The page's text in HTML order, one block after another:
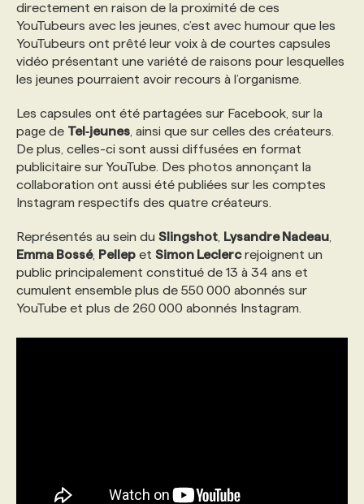
NOS AUTEUR‧RICES
POURQUOI CHOISIR NOS FORMATIONS
NOS TARIFS
PROGRAMMES DE SUBVENTIONS
FAQ
ANNONCEZ AVEC NOUS
FAQ
ANNONCEZ AVEC NOUS
directement en raison de la proximité de ces
YouTubeurs avec les jeunes, c’est avec humour que les
YouTubeurs ont prêté leur voix à de courtes capsules
vidéo présentant une variété de raisons pour lesquelles
les jeunes pourraient avoir recours à l’organisme.
Les capsules ont été partagées sur Facebook, sur la
page de Tel‐jeunes , ainsi que sur celles des créateurs.
De plus, celles-ci sont aussi diffusées en format
publicitaire sur YouTube. Des photos annonçant la
collaboration ont aussi été publiées sur les comptes
Instagram respectifs des quatre créateurs.
Représentés au sein du Slingshot Lysandre Nadeau
Emma Bossé, Pellep et Simon Leclercrejoignent un
public principalement constitué de 13 à 34 ans et
cumulent ensemble plus de 550 000 abonnés sur
YouTube et plus de 260 000 abonnés Instagram.